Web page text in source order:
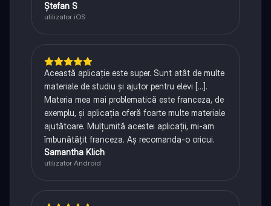
Ștefan S
utilizator iOS
Această aplicație este super. Sunt atât de multe
materiale de studiu și ajutor pentru elevi [...].
Materia mea mai problematică este franceza, de
exemplu, și aplicația oferă foarte multe materiale
ajutătoare. Mulțumită acestei aplicații, mi-am
îmbunătățit franceza. Aș recomanda-o oricui.
Samantha Klich
utilizator Android